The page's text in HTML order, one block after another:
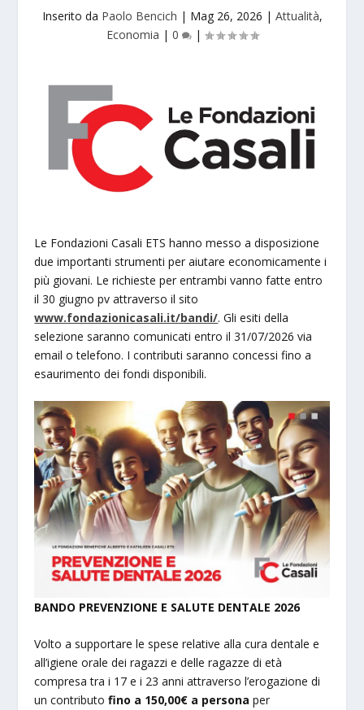
Inserito da Paolo Bencich | Mag 26, 2026 | Attualità,
Economia | 0 |
Le Fondazioni Casali ETS hanno messo a disposizione
due importanti strumenti per aiutare economicamente i
più giovani. Le richieste per entrambi vanno fatte entro
il 30 giugno pv attraverso il sito
www.fondazionicasali.it/bandi/. Gli esiti della
selezione saranno comunicati entro il 31/07/2026 via
email o telefono. I contributi saranno concessi fino a
esaurimento dei fondi disponibili.
BANDO PREVENZIONE E SALUTE DENTALE 2026
Volto a supportare le spese relative alla cura dentale e
all’igiene orale dei ragazzi e delle ragazze di età
compresa tra i 17 e i 23 anni attraverso l’erogazione di
un contributofino a 150,00€ a persona per